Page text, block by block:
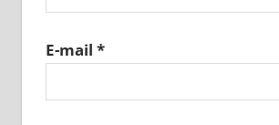
E-mail *